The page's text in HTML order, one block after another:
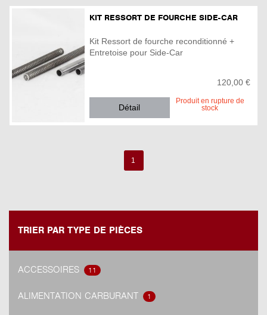
KIT RESSORT DE FOURCHE SIDE-CAR
Kit Ressort de fourche reconditionné +
Entretoise pour Side-Car
120,00 €
Produit en rupture de
stock
Détail
1
TRIER PAR TYPE DE PIÈCES
ACCESSOIRES 11
ALIMENTATION CARBURANT 1